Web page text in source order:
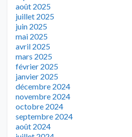
août 2025
juillet 2025
juin 2025
mai 2025
avril 2025
mars 2025
février 2025
janvier 2025
décembre 2024
novembre 2024
octobre 2024
septembre 2024
août 2024